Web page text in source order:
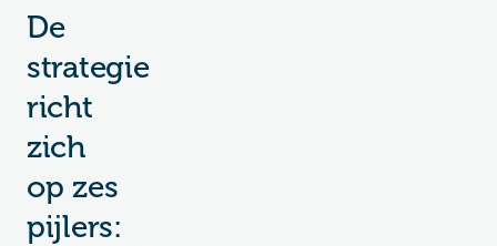
De
strategie
richt
zich
op zes
pijlers: